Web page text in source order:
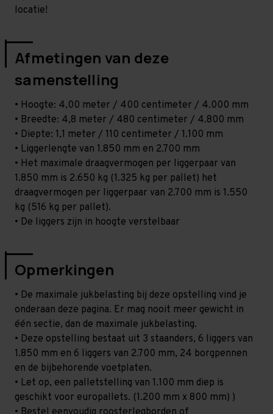
locatie!
Afmetingen van deze
samenstelling
• Hoogte: 4,00 meter / 400 centimeter / 4.000 mm
• Breedte: 4,8 meter / 480 centimeter / 4.800 mm
• Diepte: 1,1 meter / 110 centimeter / 1.100 mm
• Liggerlengte van 1.850 mm en 2.700 mm
• Het maximale draagvermogen per liggerpaar van
1.850 mm is 2.650 kg (1.325 kg per pallet) het
draagvermogen per liggerpaar van 2.700 mm is 1.550
kg (516 kg per pallet).
• De liggers zijn in hoogte verstelbaar
Opmerkingen
• De maximale jukbelasting bij deze opstelling vind je
onderaan deze pagina. Er mag nooit meer gewicht in
één sectie, dan de maximale jukbelasting.
• Deze opstelling bestaat uit 3 staanders, 6 liggers van
1.850 mm en 6 liggers van 2.700 mm, 24 borgpennen
en de bijbehorende voetplaten.
• Let op, een palletstelling van 1.100 mm diep is
geschikt voor europallets. (1.200 mm x 800 mm) )